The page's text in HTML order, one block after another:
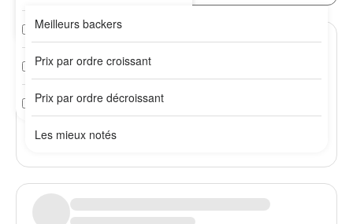
Plus de 10 ans
2 / 3 mois
3 / 6 mois
6 mois et +
Meilleurs backers
Prix par ordre croissant
Prix par ordre décroissant
Les mieux notés